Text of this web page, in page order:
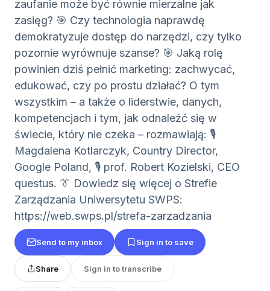
zaufanie może być równie mierzalne jak
zasięg? 🎯 Czy technologia naprawdę
demokratyzuje dostęp do narzędzi, czy tylko
pozornie wyrównuje szanse? 🎯 Jaką rolę
powinien dziś pełnić marketing: zachwycać,
edukować, czy po prostu działać? O tym
wszystkim – a także o liderstwie, danych,
kompetencjach i tym, jak odnaleźć się w
świecie, który nie czeka – rozmawiają: 🎙️
Magdalena Kotlarczyk, Country Director,
Google Poland, 🎙️ prof. Robert Kozielski, CEO
questus. 👔 Dowiedz się więcej o Strefie
Zarządzania Uniwersytetu SWPS:
https://web.swps.pl/strefa-zarzadzania
Send to my inbox Sign in to save
Share Sign in to transcribe